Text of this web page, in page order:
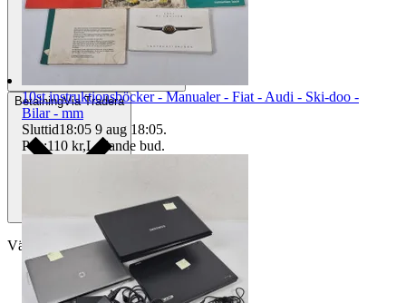
BetalningVia Tradera
Välj till köparskydd
10st instruktionsböcker - Manualer - Fiat - Audi - Ski-doo -
Bilar - mm
Sluttid18:05 9 aug 18:05.
Pris:110 kr,Ledande bud.